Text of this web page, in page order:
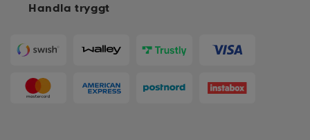
Handla tryggt